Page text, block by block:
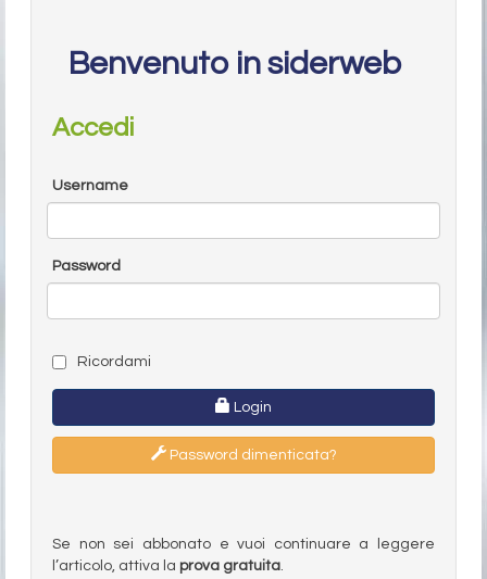
Benvenuto in siderweb
Accedi
Username
Password
Ricordami
Login
Password dimenticata?
Se non sei abbonato e vuoi continuare a leggere
l’articolo, attiva la prova gratuita.